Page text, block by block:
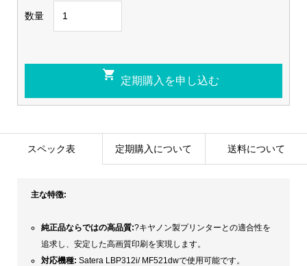
数量
スペック表 定期購入について 送料について
主な特徴:
純正品ならではの高品質:?キヤノン製プリンターとの適合性を
追求し、安定した高画質印刷を実現します。
対応機種: Satera LBP312i/ MF521dwで使用可能です。